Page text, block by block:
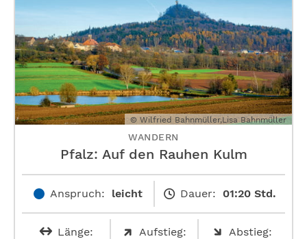
© Wilfried Bahnmüller,Lisa Bahnmüller
WANDERN
Pfalz: Auf den Rauhen Kulm
Anspruch: leicht Dauer: 01:20 Std.
Länge:
Aufstieg:
Abstieg: